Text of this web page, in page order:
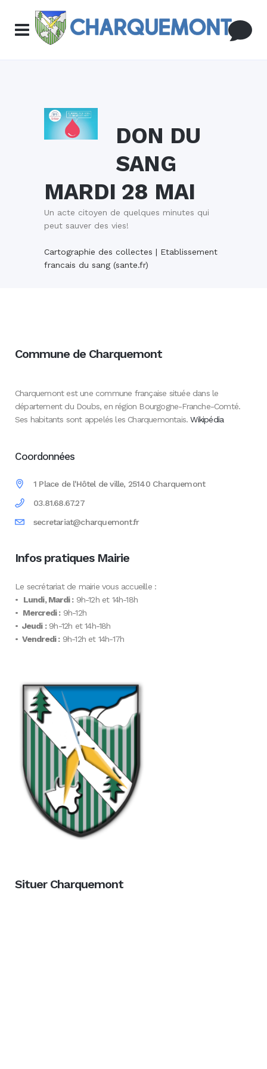
DON DU
SANG
MARDI 28 MAI
Un acte citoyen de quelques minutes qui
peut sauver des vies!
Cartographie des collectes | Etablissement
francais du sang (sante.fr)
Commune de Charquemont
Charquemont est une commune française située dans le
département du Doubs, en région Bourgogne-Franche-Comté.
Ses habitants sont appelés les Charquemontais.Wikipédia
Coordonnées
1 Place de l'Hôtel de ville, 25140 Charquemont
03.81.68.67.27
secretariat@charquemont.fr
Infos pratiques Mairie
Le secrétariat de mairie vous accueille :
• Lundi, Mardi :9h-12h et 14h-18h
• Mercredi :9h-12h
• Jeudi :9h-12h et 14h-18h
• Vendredi :9h-12h et 14h-17h
Situer Charquemont